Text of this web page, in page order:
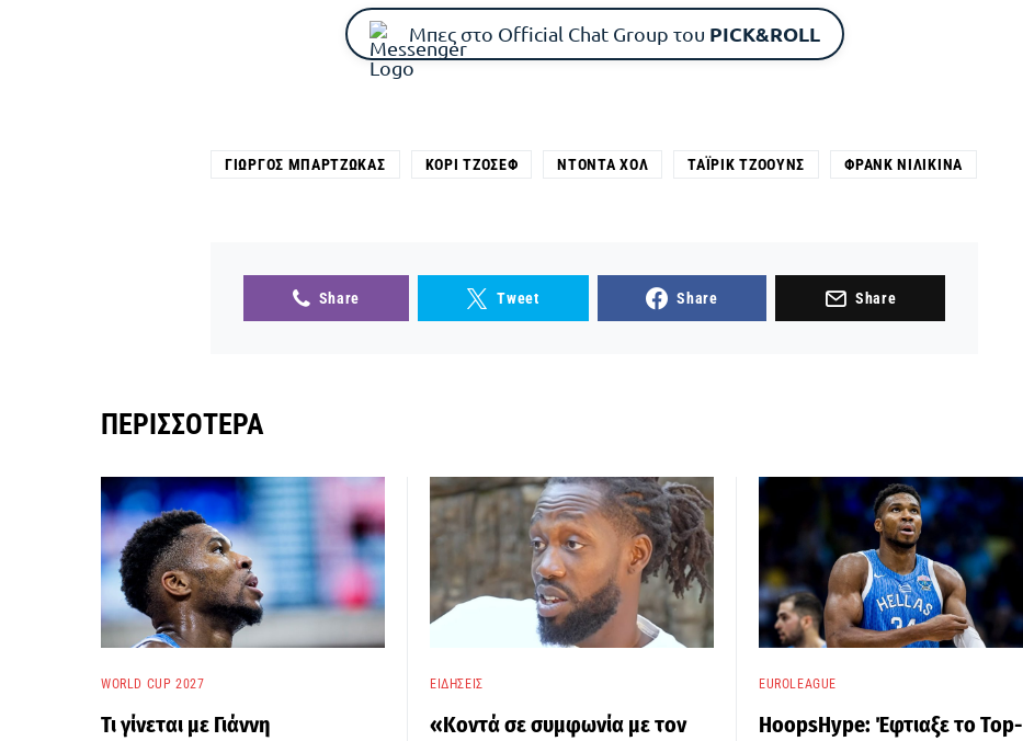
Μπες στο Official Chat Group του PICK&ROLL
ΓΙΏΡΓΟΣ ΜΠΑΡΤΖΏΚΑΣ ΚΌΡΙ ΤΖΌΣΕΦ ΝΤΌΝΤΑ ΧΟΛ ΤΑΪΡΊΚ ΤΖΌΟΥΝΣ ΦΡΑΝΚ ΝΙΛΙΚΊΝΑ
Share Tweet Share Share
ΠΕΡΙΣΣΌΤΕΡΑ
WORLD CUP 2027
Τι γίνεται με Γιάννη
ΕΙΔΉΣΕΙΣ
«Κοντά σε συμφωνία με τον
EUROLEAGUE
HoopsHype: Έφτιαξε το Top-